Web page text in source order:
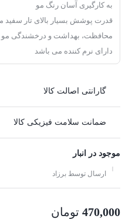
به کارگیری آسان رنگ مو
قدرت پوشش بسیار بالای تار سفید
محافظت، بهداشت و درخشندگی مو
دارای نرم کننده می باشد
گارانتی اصالت کالا
ضمانت سلامت فیزیکی کالا
موجود در انبار
ارسال توسط برزاد
470,000 تومان